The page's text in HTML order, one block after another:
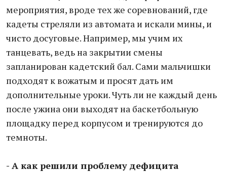
мероприятия, вроде тех же соревнований, где
кадеты стреляли из автомата и искали мины, и
чисто досуговые. Например, мы учим их
танцевать, ведь на закрытии смены
запланирован кадетский бал. Сами мальчишки
подходят к вожатым и просят дать им
дополнительные уроки. Чуть ли не каждый день
после ужина они выходят на баскетбольную
площадку перед корпусом и тренируются до
темноты.
- А как решили проблему дефицита